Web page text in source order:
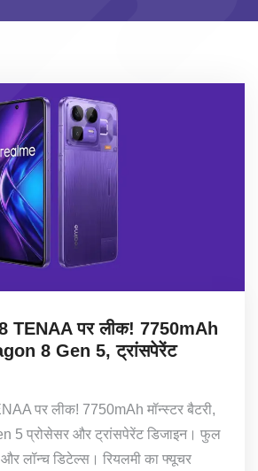
TENAA पर लीक! 7750mAh
8 Gen 5, ट्रांसपेरेंट
पर लीक! 7750mAh मॉन्स्टर बैटरी,
5 प्रोसेसर और ट्रांसपेरेंट डिजाइन। फुल
लॉन्च डिटेल्स। रियलमी का फ्यूचर